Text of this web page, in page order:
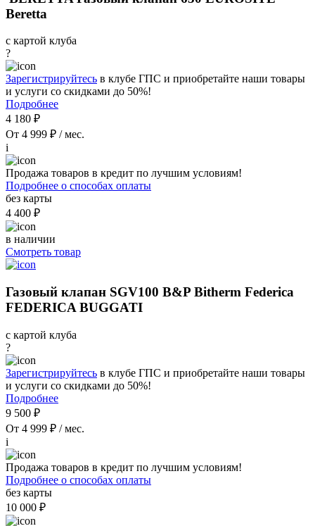
Beretta
с картой клуба
?
Зарегистрируйтесь в клубе ГПС и приобретайте наши товары
и услуги со скидками до 50%!
Подробнее
4 180 ₽
От 4 999 ₽ / мес.
i
Продажа товаров в кредит по лучшим условиям!
Подробнее о способах оплаты
без карты
4 400 ₽
в наличии
Смотреть товар
Газовый клапан SGV100 B&P Bitherm Federica
FEDERICA BUGGATI
с картой клуба
?
Зарегистрируйтесь в клубе ГПС и приобретайте наши товары
и услуги со скидками до 50%!
Подробнее
9 500 ₽
От 4 999 ₽ / мес.
i
Продажа товаров в кредит по лучшим условиям!
Подробнее о способах оплаты
без карты
10 000 ₽